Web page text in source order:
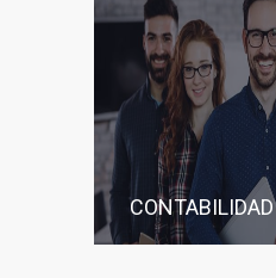
CONTABILIDAD